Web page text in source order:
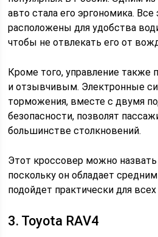
авто стала его эргономика.
расположены для удобства
чтобы не отвлекать его от
Кроме того, управление также
и отзывчивым. Электронные
торможения, вместе с двумя
безопасности, позволят
большинстве столкновений.
Этот кроссовер можно
поскольку он обладает
подойдет практически для
3. Toyota RAV4